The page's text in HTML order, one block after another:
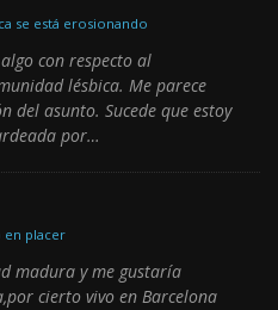
se está erosionando
con respecto al
lésbica. Me parece
del asunto. Sucede que estoy
por…
en placer
madura y me gustaría
cierto vivo en Barcelona